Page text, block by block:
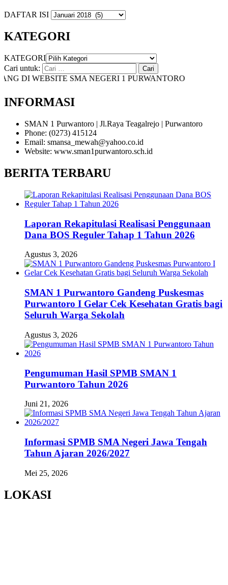
DAFTAR ISI
KATEGORI
KATEGORI
Cari untuk:
DI WEBSITE SMA NEGERI 1 PURWANTORO
INFORMASI
SMAN 1 Purwantoro | Jl.Raya Teagalrejo | Purwantoro
Phone: (0273) 415124
Email: smansa_mewah@yahoo.co.id
Website: www.sman1purwantoro.sch.id
BERITA TERBARU
Laporan Rekapitulasi Realisasi Penggunaan
Dana BOS Reguler Tahap 1 Tahun 2026
Agustus 3, 2026
SMAN 1 Purwantoro Gandeng Puskesmas
Purwantoro I Gelar Cek Kesehatan Gratis bagi
Seluruh Warga Sekolah
Agustus 3, 2026
Pengumuman Hasil SPMB SMAN 1
Purwantoro Tahun 2026
Juni 21, 2026
Informasi SPMB SMA Negeri Jawa Tengah
Tahun Ajaran 2026/2027
Mei 25, 2026
LOKASI